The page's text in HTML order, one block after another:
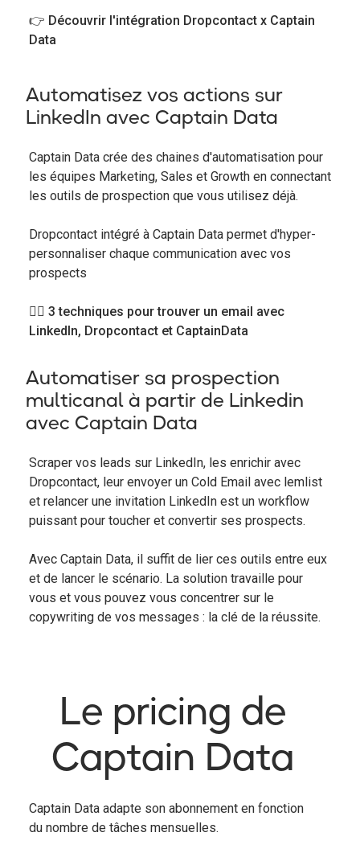
👉 Découvrir l'intégration Dropcontact x Captain
Data
Automatisez vos actions sur
LinkedIn avec Captain Data
Captain Data crée des chaines d'automatisation pour
les équipes Marketing, Sales et Growth en connectant
les outils de prospection que vous utilisez déjà.
Dropcontact intégré à Captain Data permet d'hyper-
personnaliser chaque communication avec vos
prospects
👉🏻 3 techniques pour trouver un email avec
LinkedIn, Dropcontact et CaptainData
Automatiser sa prospection
multicanal à partir de Linkedin
avec Captain Data
Scraper vos leads sur LinkedIn, les enrichir avec
Dropcontact, leur envoyer un Cold Email avec lemlist
et relancer une invitation LinkedIn est un workflow
puissant pour toucher et convertir ses prospects.
Avec Captain Data, il suffit de lier ces outils entre eux
et de lancer le scénario. La solution travaille pour
vous et vous pouvez vous concentrer sur le
copywriting de vos messages : la clé de la réussite.
Le pricing de
Captain Data
Captain Data adapte son abonnement en fonction
du nombre de tâches mensuelles.